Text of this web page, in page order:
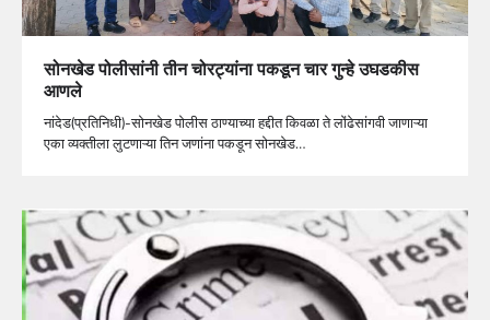
सोनखेड पोलीसांनी तीन चोरट्यांना पकडून चार गुन्हे उघडकीस
आणले
नांदेड(प्रतिनिधी)-सोनखेड पोलीस ठाण्याच्या हद्दीत किवळा ते लोंढेसांगवी जाणाऱ्या
एका व्यक्तीला लुटणाऱ्या तिन जणांना पकडून सोनखेड…